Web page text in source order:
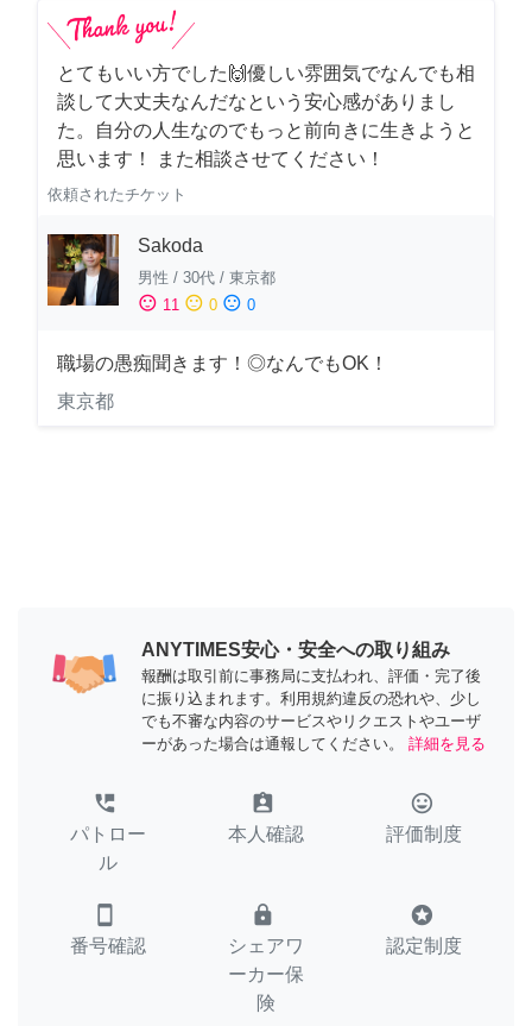
とてもいい方でした🙌優しい雰囲気でなんでも相
談して大丈夫なんだなという安心感がありまし
た。自分の人生なのでもっと前向きに生きようと
思います！ また相談させてください！
依頼されたチケット
Sakoda
男性 / 30代 / 東京都
sentiment_satisfied 11 sentiment_neutral 0 sentiment_dissatisfied 0
職場の愚痴聞きます！◎なんでもOK！
東京都
ANYTIMES安心・安全への取り組み
報酬は取引前に事務局に支払われ、評価・完了後
に振り込まれます。利用規約違反の恐れや、少し
でも不審な内容のサービスやリクエストやユーザ
ーがあった場合は通報してください。
詳細を見る
perm_phone_msg
パトロー
ル
assignment_ind
本人確認
tag_faces
評価制度
smartphone
番号確認
lock
シェアワ
ーカー保
険
stars
認定制度